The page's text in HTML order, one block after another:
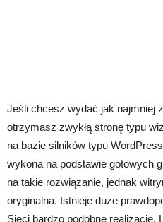
Jeśli chcesz wydać jak najmniej
otrzymasz zwykłą stronę typu
na bazie silników typu
wykona na podstawie gotowych
na takie rozwiązanie, jednak
oryginalna. Istnieje duże
Sieci bardzo podobne realizacje.